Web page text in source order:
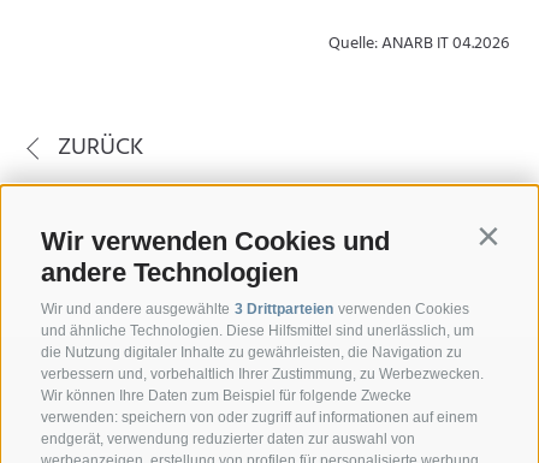
Wir verwenden Cookies und
andere Technologien
Wir und andere ausgewählte 3 Drittparteien verwenden Cookies
und ähnliche Technologien. Diese Hilfsmittel sind unerlässlich, um
die Nutzung digitaler Inhalte zu gewährleisten, die Navigation zu
verbessern und, vorbehaltlich Ihrer Zustimmung, zu Werbezwecken.
Wir können Ihre Daten zum Beispiel für folgende Zwecke
verwenden: speichern von oder zugriff auf informationen auf einem
endgerät, verwendung reduzierter daten zur auswahl von
Quelle: ANARB IT 04.2026
ZURÜCK